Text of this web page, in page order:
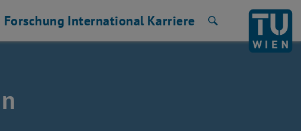
Forschung International Karriere